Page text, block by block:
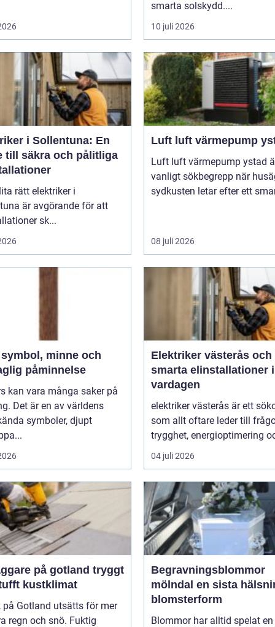
smarta solskydd....
10 juli 2026
i Sollentuna: En
till säkra och pålitliga
rätt elektriker i
är avgörande för att
sk...
Luft luft värmepump
Luft luft värmepump ystad
vanligt sökbegrepp när
sydkusten letar efter ett
08 juli 2026
påminnelse
kan vara många saker på
Det är en av världens
symboler, djupt
Elektriker västerås och
smarta elinstallationer i
vardagen
elektriker västerås är ett
som allt oftare leder till
trygghet, energioptimering
04 juli 2026
på gotland tryggt
kustklimat
på Gotland utsätts för mer
regn och snö. Fuktig
Begravningsblommor
mölndal en sista hälsning i
blomsterform
Blommor har alltid spelat